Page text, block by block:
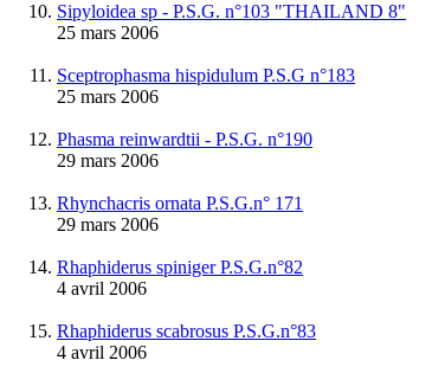
Sipyloidea sp - P.S.G. n°103 "THAILAND 8"
25 mars 2006
Sceptrophasma hispidulum P.S.G n°183
25 mars 2006
Phasma reinwardtii - P.S.G. n°190
29 mars 2006
Rhynchacris ornata P.S.G.n° 171
29 mars 2006
Rhaphiderus spiniger P.S.G.n°82
4 avril 2006
Rhaphiderus scabrosus P.S.G.n°83
4 avril 2006